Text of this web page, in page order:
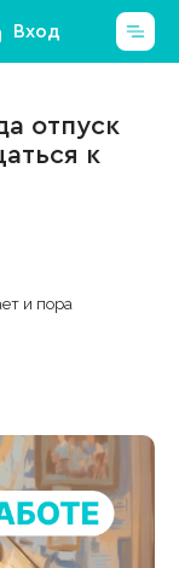
Вход
отпуск
к
и пора